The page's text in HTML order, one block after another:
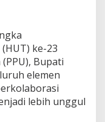
ke-23
Bupati
elemen
lebih unggul